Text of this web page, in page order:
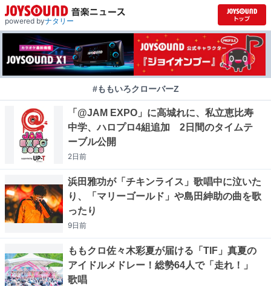
powered byナタリー
#ももいろクローバーZ
「@JAM EXPO」に高城れに、私立恵比寿
中学、ハロプロ4組追加 2日間のタイムテ
ーブル公開
2日前
浜田雅功が「チキンライス」歌唱中に泣いた
り、「マリーゴールド」や島田紳助の曲を歌
ったり
9日前
ももクロ佐々木彩夏が届ける「TIF」真夏の
アイドルメドレー！総勢64人で「走れ！」
歌唱